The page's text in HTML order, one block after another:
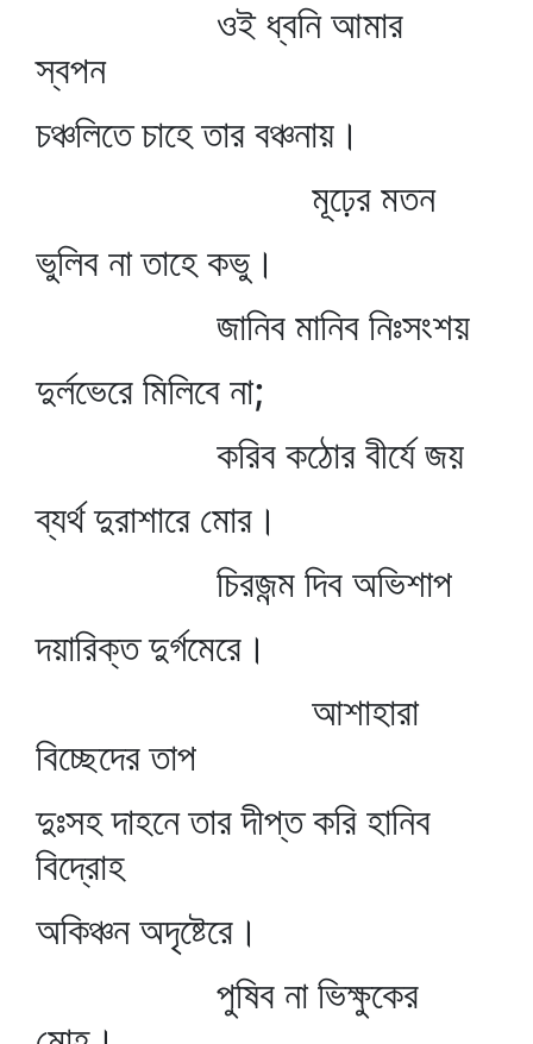
ওই ধ্বনি আমার
স্বপন
চঞ্চলিতে চাহে তার বঞ্চনায়।
মূঢ়ের মতন
ভুলিব না তাহে কভু।
জানিব মানিব নিঃসংশয়
দুর্লভেরে মিলিবে না;
করিব কঠোর বীর্যে জয়
ব্যর্থ দুরাশারে মোর।
চিরজন্ম দিব অভিশাপ
দয়ারিক্ত দুর্গমেরে।
আশাহারা
বিচ্ছেদের তাপ
দুঃসহ দাহনে তার দীপ্ত করি হানিব
বিদ্রোহ
অকিঞ্চন অদৃষ্টেরে।
পুষিব না ভিক্ষুকের